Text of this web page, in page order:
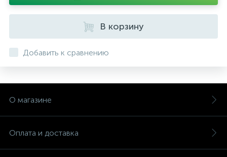
В корзину
Добавить к сравнению
О магазине
Оплата и доставка